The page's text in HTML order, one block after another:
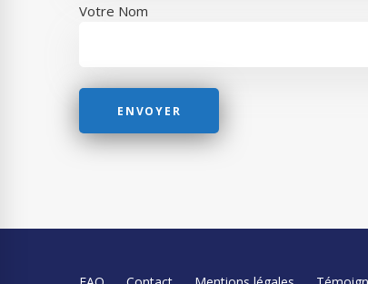
Votre Nom